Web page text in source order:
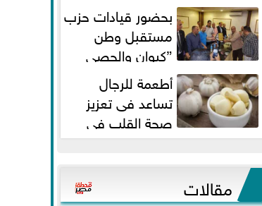
بحضور قيادات حزب
مستقبل وطن
”كيوان والحصي
والتمامي وابوحجازي وعيسي” أمانه
كفر...
أطعمة للرجال
تساعد فى تعزيز
صحة القلب فى
سن الأربعين
مقالات